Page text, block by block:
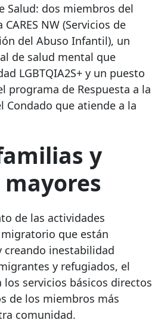
Salud: dos miembros del
NW (Servicios de
del Abuso Infantil), un
de salud mental que
LGBTQIA2S+ y un puesto
programa de Respuesta a la
Condado que atiende a la
y
de las actividades
que están
creando inestabilidad
y refugiados, el
servicios básicos directos
de los miembros más
comunidad.